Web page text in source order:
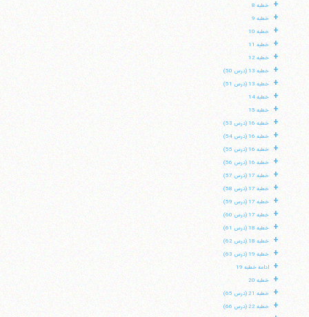
+ خطبه 8
+ خطبه 9
+ خطبه 10
+ خطبه 11
+ خطبه 12
+ خطبه 13 (درس 50)
+ خطبه 13 (درس 51)
+ خطبه 14
+ خطبه 15
+ خطبه 16 (درس 53)
+ خطبه 16 (درس 54)
+ خطبه 16 (درس 55)
+ خطبه 16 (درس 56)
+ خطبه 17 (درس 57)
+ خطبه 17 (درس 58)
+ خطبه 17 (درس 59)
+ خطبه 17 (درس 60)
+ خطبه 18 (درس 61)
+ خطبه 18 (درس 62)
+ خطبه 19 (درس 63)
+ ادامه خطبه 19
+ خطبه 20
+ خطبه 21 (درس 65)
+ خطبه 22 (درس 66)